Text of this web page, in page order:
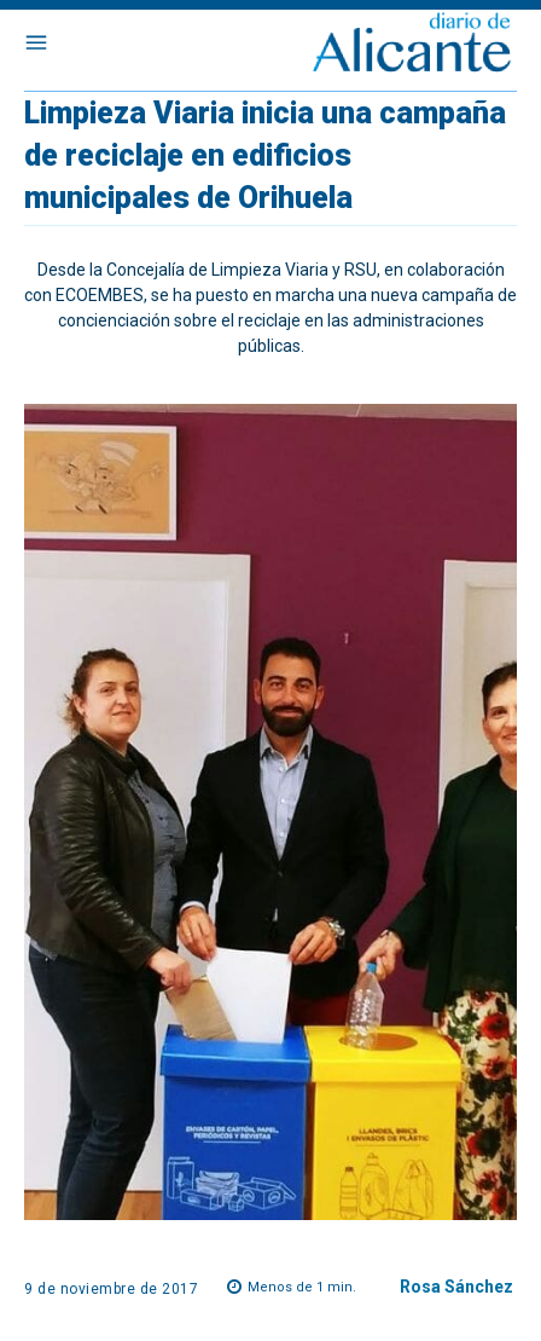
Limpieza Viaria inicia una campaña
de reciclaje en edificios
municipales de Orihuela
Desde la Concejalía de Limpieza Viaria y RSU, en colaboración
con ECOEMBES, se ha puesto en marcha una nueva campaña de
concienciación sobre el reciclaje en las administraciones
públicas.
9 de noviembre de 2017 Menos de 1 min. Rosa Sánchez